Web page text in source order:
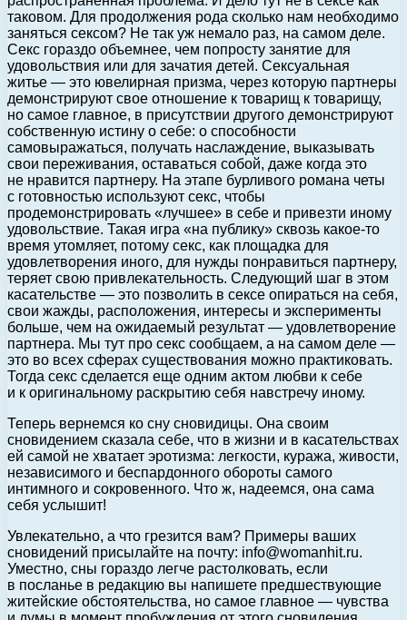
таковом. Для продолжения рода сколько нам необходимо
заняться сексом? Не так уж немало раз, на самом деле.
Секс гораздо объемнее, чем попросту занятие для
удовольствия или для зачатия детей. Сексуальная
житье — это ювелирная призма, через которую партнеры
демонстрируют свое отношение к товарищ к товарищу,
но самое главное, в присутствии другого демонстрируют
собственную истину о себе: о способности
самовыражаться, получать наслаждение, выказывать
свои переживания, оставаться собой, даже когда это
не нравится партнеру. На этапе бурливого романа четы
с готовностью используют секс, чтобы
продемонстрировать «лучшее» в себе и привезти иному
удовольствие. Такая игра «на публику» сквозь какое-то
время утомляет, потому секс, как площадка для
удовлетворения иного, для нужды понравиться партнеру,
теряет свою привлекательность. Следующий шаг в этом
касательстве — это позволить в сексе опираться на себя,
свои жажды, расположения, интересы и эксперименты
больше, чем на ожидаемый результат — удовлетворение
партнера. Мы тут про секс сообщаем, а на самом деле —
это во всех сферах существования можно практиковать.
Тогда секс сделается еще одним актом любви к себе
и к оригинальному раскрытию себя навстречу иному.
Теперь вернемся ко сну сновидицы. Она своим
сновидением сказала себе, что в жизни и в касательствах
ей самой не хватает эротизма: легкости, куража, живости,
независимого и беспардонного обороты самого
интимного и сокровенного. Что ж, надеемся, она сама
себя услышит!
Увлекательно, а что грезится вам? Примеры ваших
сновидений присылайте на почту: info@womanhit.ru.
Уместно, сны гораздо легче растолковать, если
в посланье в редакцию вы напишете предшествующие
житейские обстоятельства, но самое главное — чувства